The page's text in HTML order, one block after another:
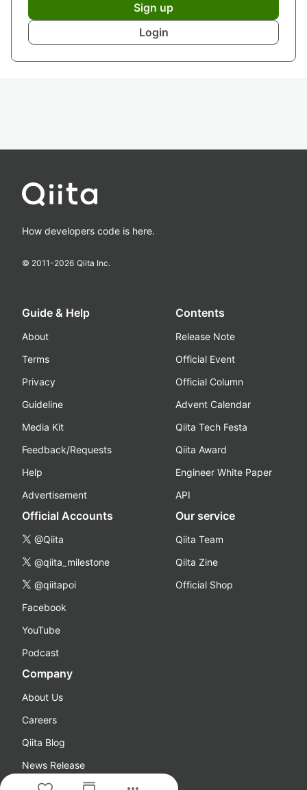
Sign up
Login
How developers code is here.
© 2011-2026 Qiita Inc.
Guide & Help
About
Terms
Privacy
Guideline
Media Kit
Feedback/Requests
Help
Advertisement
Contents
Release Note
Official Event
Official Column
Advent Calendar
Qiita Tech Festa
Qiita Award
Engineer White Paper
API
Official Accounts
@Qiita
@qiita_milestone
@qiitapoi
Facebook
YouTube
Podcast
Our service
Qiita Team
Qiita Zine
Official Shop
Company
About Us
Careers
Qiita Blog
News Release